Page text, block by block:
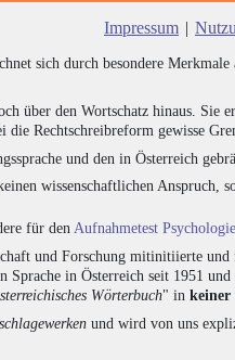
Impressum |
sich durch besondere
über den Wortschatz hinaus.
die Rechtschreibreform gewisse
und den in Österreich
wissenschaftlichen
für den Aufnahmetest Psychologie
und Forschung mitinitiierte
Sprache in Österreich seit 1951
Wörterbuch" in keiner
und wird von uns